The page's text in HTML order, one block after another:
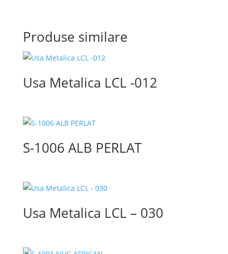
Produse similare
Usa Metalica LCL -012
S-1006 ALB PERLAT
Usa Metalica LCL – 030